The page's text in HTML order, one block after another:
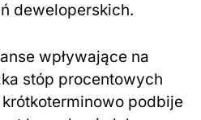
deweloperskich.
wpływające na
stóp procentowych
podbije